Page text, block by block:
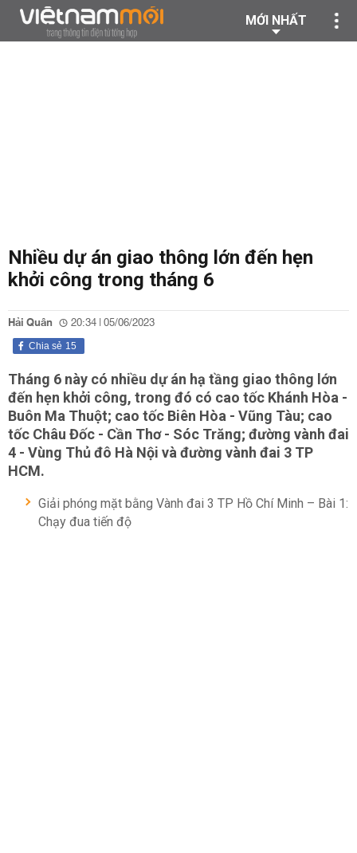
MỚI NHẤT
Nhiều dự án giao thông lớn đến hẹn
khởi công trong tháng 6
Hải Quân 20:34 | 05/06/2023
15
Chia sẻ
Tháng 6 này có nhiều dự án hạ tầng giao thông lớn
đến hẹn khởi công, trong đó có cao tốc Khánh Hòa -
Buôn Ma Thuột; cao tốc Biên Hòa - Vũng Tàu; cao
tốc Châu Đốc - Cần Thơ - Sóc Trăng; đường vành đai
4 - Vùng Thủ đô Hà Nội và đường vành đai 3 TP
HCM.
Giải phóng mặt bằng Vành đai 3 TP Hồ Chí Minh – Bài 1:
Chạy đua tiến độ